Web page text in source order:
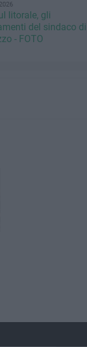
litorale, gli
del sindaco di
- FOTO